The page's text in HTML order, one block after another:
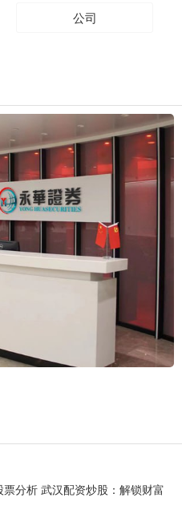
公司
票分析 武汉配资炒股：解锁财富